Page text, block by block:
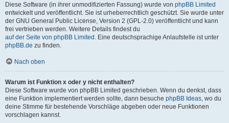
Diese Software (in ihrer unmodifizierten Fassung) wurde von phpBB Limited
entwickelt und veröffentlicht. Sie ist urheberrechtlich geschützt. Sie wurde unter
der GNU General Public License, Version 2 (GPL-2.0) veröffentlicht und kann
frei vertrieben werden. Weitere Details findest du
auf der Seite von phpBB Limited . Eine deutschsprachige Anlaufstelle ist unter
phpBB.de zu finden.
Nach oben
Warum ist Funktion x oder y nicht enthalten?
Diese Software wurde von phpBB Limited geschrieben. Wenn du denkst, dass
eine Funktion implementiert werden sollte, dann besuche phpBB Ideas, wo du
deine Stimme für bestehende Vorschläge abgeben oder neue Funktionen
vorschlagen kannst.